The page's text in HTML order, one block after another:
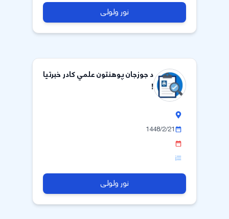
نور ولولی
د جوزجان پوهنتون علمي کادر خبرتیا
!
1448/2/21
نور ولولی